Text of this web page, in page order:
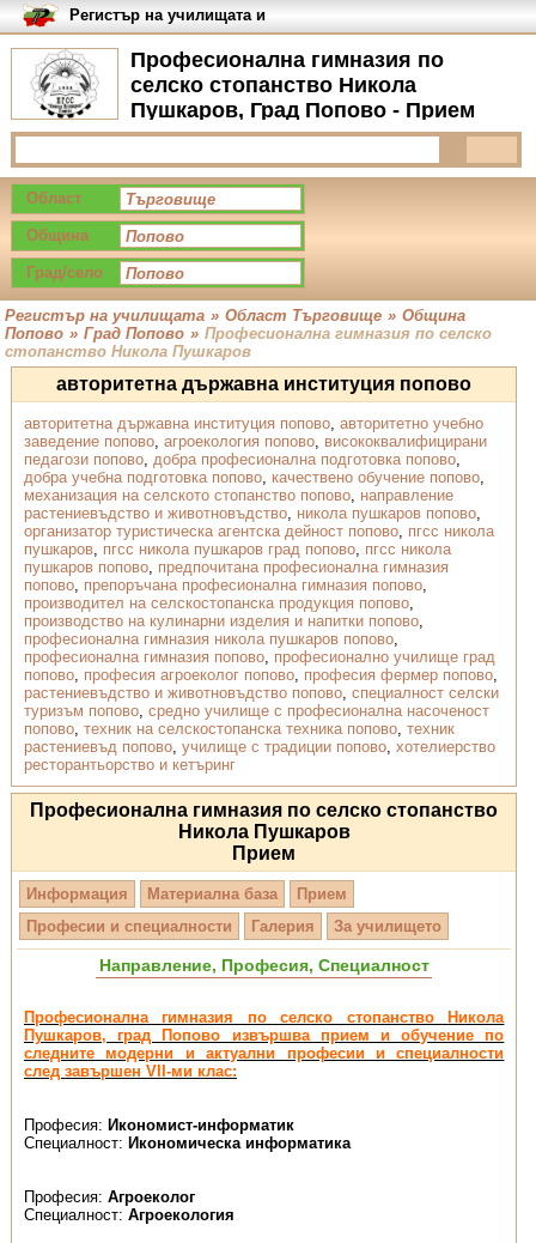
Професионална гимназия по
селско стопанство Никола
Пушкаров, Град Попово - Прием
Регистър на училищата и
университетите в България
Област
Община
Град/село
Регистър на училищата » Област Търговище » Община
Попово » Град Попово » Професионална гимназия по селско
стопанство Никола Пушкаров
авторитетна държавна институция попово
авторитетна държавна институция попово, авторитетно учебно
заведение попово, агроекология попово, висококвалифицирани
педагози попово, добра професионална подготовка попово,
добра учебна подготовка попово, качествено обучение попово,
механизация на селското стопанство попово, направление
растениевъдство и животновъдство, никола пушкаров попово,
организатор туристическа агентска дейност попово, пгсс никола
пушкаров, пгсс никола пушкаров град попово, пгсс никола
пушкаров попово, предпочитана професионална гимназия
попово, препоръчана професионална гимназия попово,
производител на селскостопанска продукция попово,
производство на кулинарни изделия и напитки попово,
професионална гимназия никола пушкаров попово,
професионална гимназия попово, професионално училище град
попово, професия агроеколог попово, професия фермер попово,
растениевъдство и животновъдство попово, специалност селски
туризъм попово, средно училище с професионална насоченост
попово, техник на селскостопанска техника попово, техник
растениевъд попово, училище с традиции попово, хотелиерство
ресторантьорство и кетъринг
Професионална гимназия по селско стопанство
Никола Пушкаров
Прием
Информация Материална база
Прием
Професии и специалности
Галерия За училището
Направление, Професия, Специалност
Професионална гимназия по селско стопанство Никола
Пушкаров, град Попово извършва прием и обучение по
следните модерни и актуални професии и специалности
след завършен VII-ми клас:
Професия: Икономист-информатик
Специалност: Икономическа информатика
Професия: Агроеколог
Специалност: Агроекология